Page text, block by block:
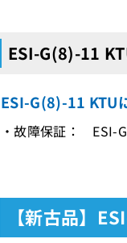
ESI-G(8)-11
ESI-G(8)-11 KTU
・故障保証： ESI-
【新古品】